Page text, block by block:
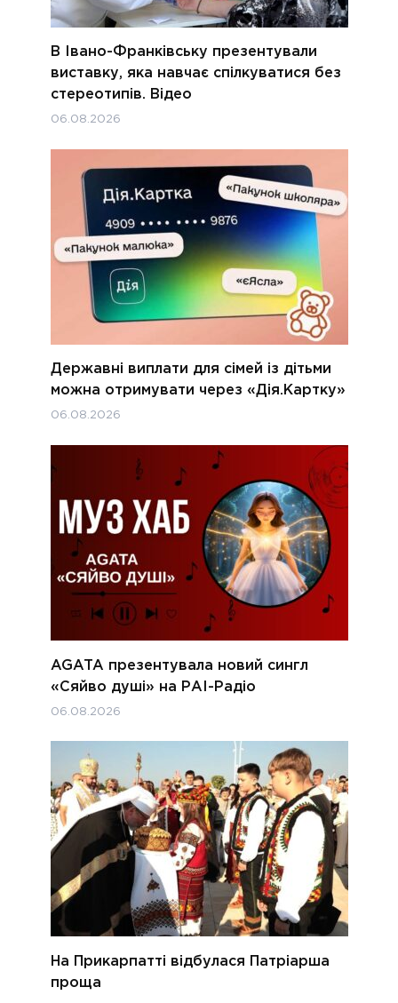
В Івано-Франківську презентували
виставку, яка навчає спілкуватися без
стереотипів. Відео
06.08.2026
Державні виплати для сімей із дітьми
можна отримувати через «Дія.Картку»
06.08.2026
AGATA презентувала новий сингл
«Сяйво душі» на РАІ-Радіо
06.08.2026
На Прикарпатті відбулася Патріарша
проща